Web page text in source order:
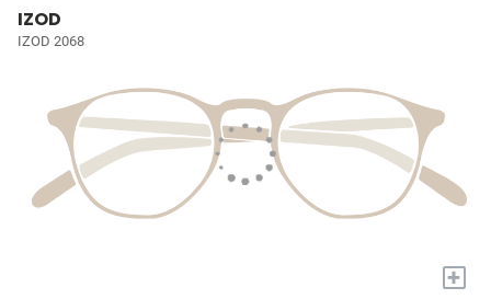
IZOD
IZOD 2068
+